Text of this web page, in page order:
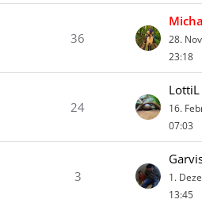
36
28.
23:18
24
LottiL
16.
07:03
3
1.
13:45